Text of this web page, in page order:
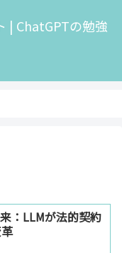
| ChatGPTの勉強
：LLMが法的契約